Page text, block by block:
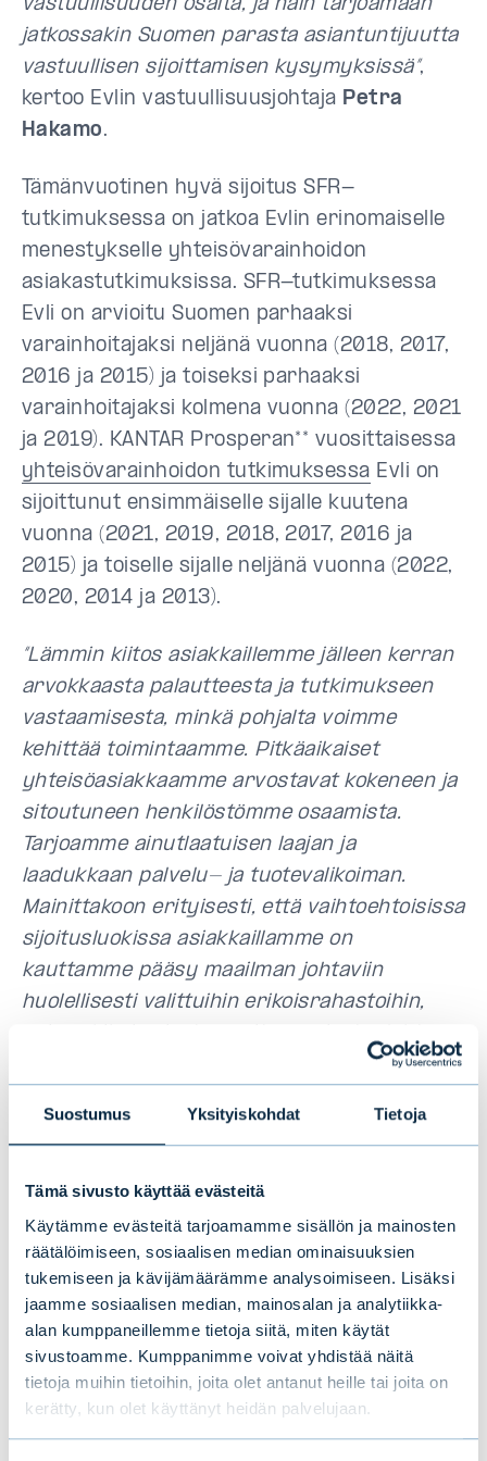
Suostumus Yksityiskohdat Tietoja
Tämä sivusto käyttää evästeitä
Käytämme evästeitä tarjoamamme sisällön ja mainosten
räätälöimiseen, sosiaalisen median ominaisuuksien
tukemiseen ja kävijämäärämme analysoimiseen. Lisäksi
jaamme sosiaalisen median, mainosalan ja analytiikka-
alan kumppaneillemme tietoja siitä, miten käytät
sivustoamme. Kumppanimme voivat yhdistää näitä
tietoja muihin tietoihin, joita olet antanut heille tai joita on
kerätty, kun olet käyttänyt heidän palvelujaan.
vastuullisuuden osalta, ja näin tarjoamaan
jatkossakin Suomen parasta asiantuntijuutta
vastuullisen sijoittamisen kysymyksissä”,
kertoo Evlin vastuullisuusjohtaja Petra
Hakamo.
Tämänvuotinen hyvä sijoitus SFR-
tutkimuksessa on jatkoa Evlin erinomaiselle
menestykselle yhteisövarainhoidon
asiakastutkimuksissa. SFR-tutkimuksessa
Evli on arvioitu Suomen parhaaksi
varainhoitajaksi neljänä vuonna (2018, 2017,
2016 ja 2015) ja toiseksi parhaaksi
varainhoitajaksi kolmena vuonna (2022, 2021
ja 2019). KANTAR Prosperan** vuosittaisessa
yhteisövarainhoidon tutkimuksessa Evli on
sijoittunut ensimmäiselle sijalle kuutena
vuonna (2021, 2019, 2018, 2017, 2016 ja
2015) ja toiselle sijalle neljänä vuonna (2022,
2020, 2014 ja 2013).
“Lämmin kiitos asiakkaillemme jälleen kerran
arvokkaasta palautteesta ja tutkimukseen
vastaamisesta, minkä pohjalta voimme
kehittää toimintaamme. Pitkäaikaiset
yhteisöasiakkaamme arvostavat kokeneen ja
sitoutuneen henkilöstömme osaamista.
Tarjoamme ainutlaatuisen laajan ja
laadukkaan palvelu- ja tuotevalikoiman.
Mainittakoon erityisesti, että vaihtoehtoisissa
sijoitusluokissa asiakkaillamme on
kauttamme pääsy maailman johtaviin
huolellisesti valittuihin erikoisrahastoihin,
infra- ja metsäsijoituksissa. Avustamme
myös asiakkaan oman sijoitusstrategian
apuvälineillä, akateemiseen tutkimukseen ja
huolelliseen analyysiin perustuen” , Evlin
instituutiovarainhoidon johtajaKim Pessala
sanoo.
Lisätietoja:
Kim Pessala, Instituutiovarainhoidon johtaja,